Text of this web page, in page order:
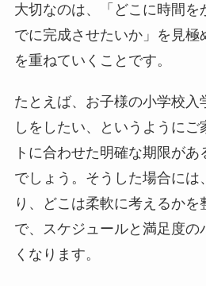
大切なのは、「どこに時間を
でに完成させたいか」を見極
を重ねていくことです。
たとえば、お子様の小学校入
しをしたい、というように
トに合わせた明確な期限が
でしょう。そうした場合には
り、どこは柔軟に考えるかを
で、スケジュールと満足度の
くなります。